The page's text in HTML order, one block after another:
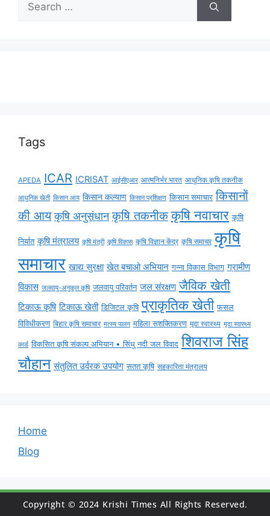
Tags
APEDA ICAR ICRISAT आईसीएआर आत्मनिर्भर भारत आधुनिक कृषि तकनीक
आधुनिक खेती किसान आय किसान कल्याण किसान प्रशिक्षण किसान समाचार किसानों
की आय कृषि अनुसंधान कृषि तकनीक कृषि नवाचार कृषि
निर्यात कृषि मंत्रालय कृषि मंत्री कृषि विकास कृषि विज्ञान केंद्र कृषि समाचर कृषि
समाचार खाद्य सुरक्षा खेत बचाओ अभियान गन्ना विकास विभाग ग्रामीण
विकास जलवायु-अनुकूल कृषि जलवायु परिवर्तन जल संरक्षण जैविक खेती
टिकाऊ कृषि टिकाऊ खेती डिजिटल कृषि प्राकृतिक खेती फसल
विविधीकरण बिहार कृषि समाचार मत्स्य पालन महिला सशक्तिकरण मृदा स्वास्थ्य मृदा स्वास्थ्य
कार्ड विकसित कृषि संकल्प अभियान • सिंधु नदी जल विवाद शिवराज सिंह
चौहान संतुलित उर्वरक उपयोग सतत कृषि सहकारिता मंत्रालय
Home
Blog
Copyright © 2024 Krishi Times All Rights Reserved.